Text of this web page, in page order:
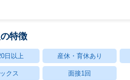
特徴
日以上 産休・育休あり
クス 面接1回